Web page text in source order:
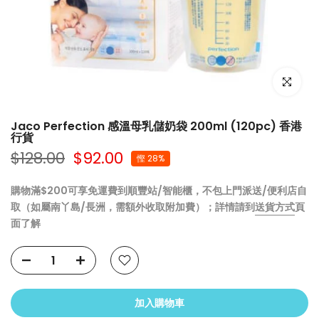
點擊放大
Jaco Perfection 感溫母乳儲奶袋 200ml (120pc) 香港
行貨
$128.00 $92.00 慳 28%
購物滿$200可享免運費到順豐站/智能櫃，不包上門派送/便利店自
取（如屬南丫島/長洲，需額外收取附加費）；詳情請到送貨方式頁
面了解
加入購物車